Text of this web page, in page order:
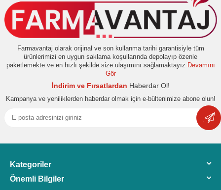
Farmavantaj olarak orijinal ve son kullanma tarihi garantisiyle tüm
ürünlerimizi en uygun saklama koşullarında depolayıp özenle
paketlemekte ve en hızlı şekilde size ulaşımını sağlamaktayız Devamını
Gör
İndirim ve Fırsatlardan Haberdar Ol!
Kampanya ve yeniliklerden haberdar olmak için e-bültenimize abone olun!
Kategoriler
Önemli Bilgiler